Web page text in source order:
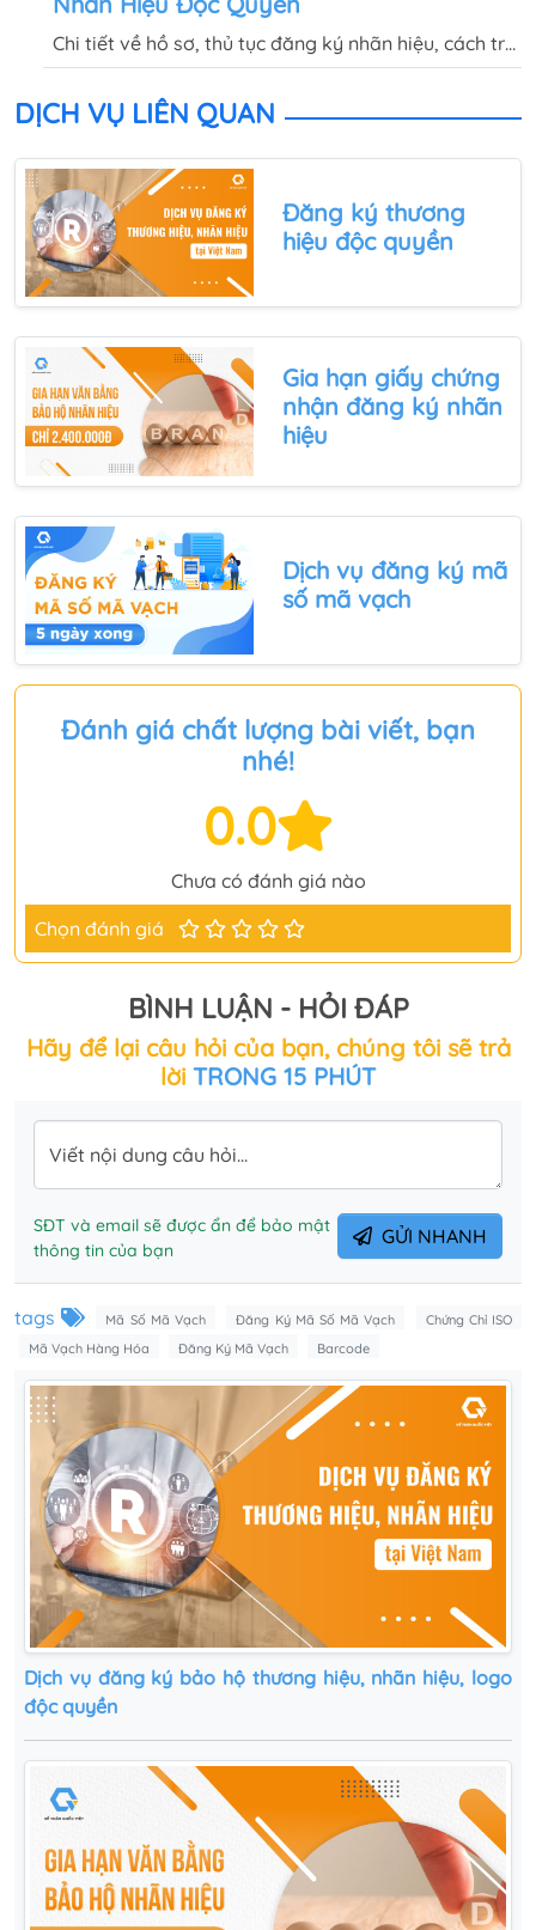
Chi tiết về hồ sơ, thủ tục đăng ký nhãn hiệu, cách tra
cứu nhãn hiệu và chi phí đăng ký thương hiệu, nhãn
hiệu sẽ được Quốc Việt giải đáp trong bài viết này.
DỊCH VỤ LIÊN QUAN
Đăng ký thương
hiệu độc quyền
Gia hạn giấy chứng
nhận đăng ký nhãn
hiệu
Dịch vụ đăng ký mã
số mã vạch
Đánh giá chất lượng bài viết, bạn
nhé!
0.0
Chưa có đánh giá nào
Chọn đánh giá
BÌNH LUẬN - HỎI ĐÁP
Hãy để lại câu hỏi của bạn, chúng tôi sẽ trả
lời TRONG 15 PHÚT
Viết nội dung câu hỏi...
SĐT và email sẽ được ẩn để bảo mật
thông tin của bạn
GỬI NHANH
tags Mã Số Mã Vạch Đăng Ký Mã Số Mã Vạch
Chứng Chỉ ISO
Mã Vạch Hàng Hóa
Đăng Ký Mã Vạch Barcode
Dịch vụ đăng ký bảo hộ thương hiệu, nhãn hiệu, logo
độc quyền